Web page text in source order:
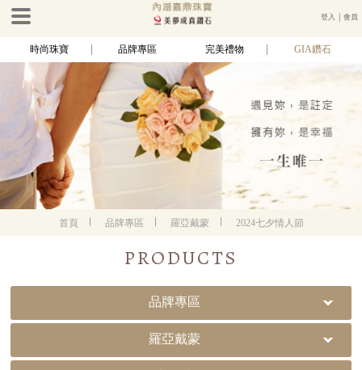
登入 │會員
時尚珠寶 品牌專區 完美禮物 GIA鑽石
首頁 品牌專區 羅亞戴蒙 2024七夕情人節
PRODUCTS
品牌專區
羅亞戴蒙